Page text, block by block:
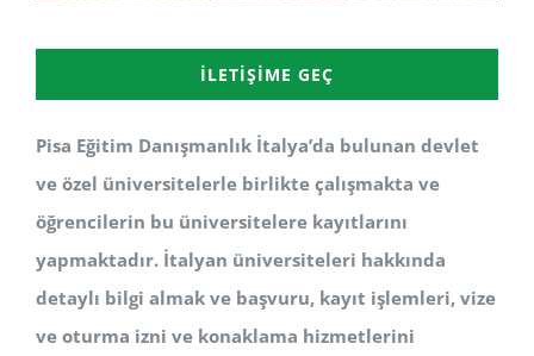
İLETIŞIME GEÇ
Pisa Eğitim Danışmanlık İtalya’da bulunan devlet
ve özel üniversitelerle birlikte çalışmakta ve
öğrencilerin bu üniversitelere kayıtlarını
yapmaktadır. İtalyan üniversiteleri hakkında
detaylı bilgi almak ve başvuru, kayıt işlemleri, vize
ve oturma izni ve konaklama hizmetlerini